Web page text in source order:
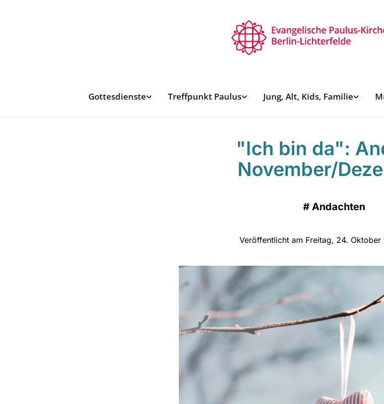
Gottesdienste Treffpunkt Paulus Jung, Alt, Kids, Familie
"Ich bin da":
November/
# Andachten
Veröffentlicht am Freitag, 24.